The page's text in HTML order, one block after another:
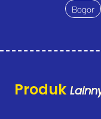
Bogor
Produk